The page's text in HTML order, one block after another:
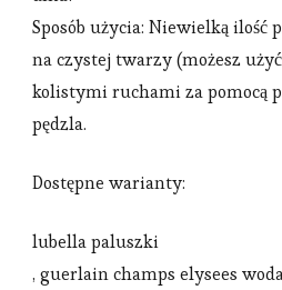
Sposób użycia: Niewielką
na czystej twarzy (możesz
kolistymi ruchami za pomocą
pędzla.
Dostępne warianty:
lubella paluszki
, guerlain champs elysees